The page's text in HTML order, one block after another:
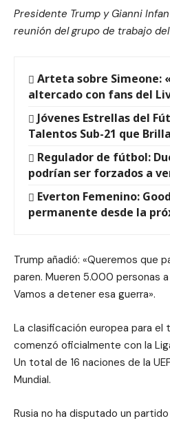
Presidente Trump y Gianni
reunión del grupo de trabajo
Arteta sobre Simeone:
altercado con fans del
Jóvenes Estrellas del
Talentos Sub-21 que
Regulador de fútbol:
podrían ser forzados a
Everton Femenino:
permanente desde la
Trump añadió: «Queremos que
paren. Mueren 5.000 personas
Vamos a detener esa guerra».
La clasificación europea para el
comenzó oficialmente con la
Un total de 16 naciones de la
Mundial.
Rusia no ha disputado un